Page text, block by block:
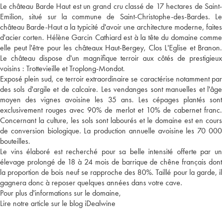
Le château Barde Haut est un grand cru classé de 17 hectares de Saint-
Emilion, situé sur la commune de Saint-Christophe-des-Bardes. Le
château Barde-Haut a la typicité d'avoir une architecture moderne, faites
d'acier corten. Hélène Garcin Cathiard est à la tête du domaine comme
elle peut l'être pour les châteaux Haut-Bergey, Clos L'Eglise et Branon.
Le château dispose d'un magnifique terroir aux côtés de prestigieux
voisins : Trottevieille et Troplong-Mondot.
Exposé plein sud, ce terroir extraordinaire se caractérise notamment par
des sols d'argile et de calcaire. Les vendanges sont manuelles et l'âge
moyen des vignes avoisine les 35 ans. Les cépages plantés sont
exclusivement rouges avec 90% de merlot et 10% de cabernet franc.
Concernant la culture, les sols sont labourés et le domaine est en cours
de conversion biologique. La production annuelle avoisine les 70 000
bouteilles.
Le vins élaboré est recherché pour sa belle intensité offerte par un
élevage prolongé de 18 à 24 mois de barrique de chêne français dont
la proportion de bois neuf se rapproche des 80%. Taillé pour la garde, il
gagnera donc à reposer quelques années dans votre cave.
Pour plus d'informations sur le domaine,
Lire notre article sur le blog iDealwine